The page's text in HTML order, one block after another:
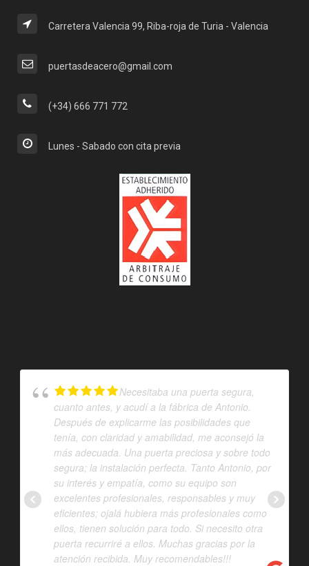
Carretera Valencia 99, Riba-roja de Turia - Valencia
puertasdeacero@gmail.com
(+34) 666 771 772
Lunes - Sabado con cita previa
Necesitaba una puerta segura,
cuanto antes, y acudí a la fábrica de Antonio.
Después de explicarme las posibilidades que
tenía, con claridad y amabilidad, me aconsejó la
más adecuada. Una puerta preciosa y sobre todo
segura; la instalación perfecta. Tanto Antonio, por
su interés y empatía, como su equipo son
excelentes profesionales, responsables y muy
eficientes; ojalá hubiera más profesionales como
ellos, tienen solución para todo. Si necesito otra
puerta recurriré a ellos. Muchas gracias por la
atención recibida. Muy recomendables!!!